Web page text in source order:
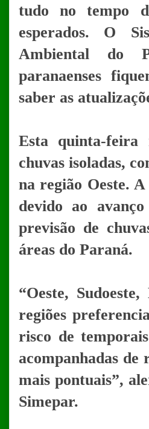
tudo no tempo
esperados. O
Ambiental do
paranaenses
saber as
Esta quinta-feira
chuvas isoladas,
na região Oeste.
devido ao
previsão de
áreas do Paraná.
“Oeste,
regiões
risco de
acompanhadas de
mais pontuais”,
Simepar.